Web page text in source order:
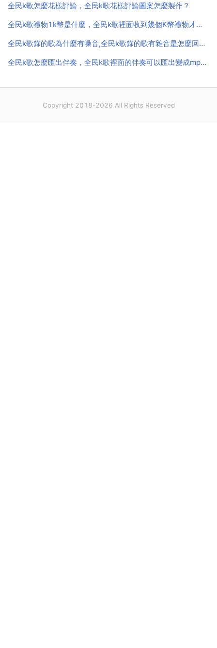
全民k歌怎麼花樣評論，全民k歌花樣評論圖案怎麼製作？
全民k歌禮物1k幣是什麼，全民k歌裡面收到幾個K幣禮物才能換一K幣獎勵金？
全民k歌錄的歌為什麼有噪音,全民k歌錄的歌有雜音是怎麼回事？
全民k歌怎麼匯出伴奏，全民k歌裡面的伴奏可以匯出變成mp3格式的麼，可以的話怎麼匯出？
Copyright 2018-2026 All Rights Reserved